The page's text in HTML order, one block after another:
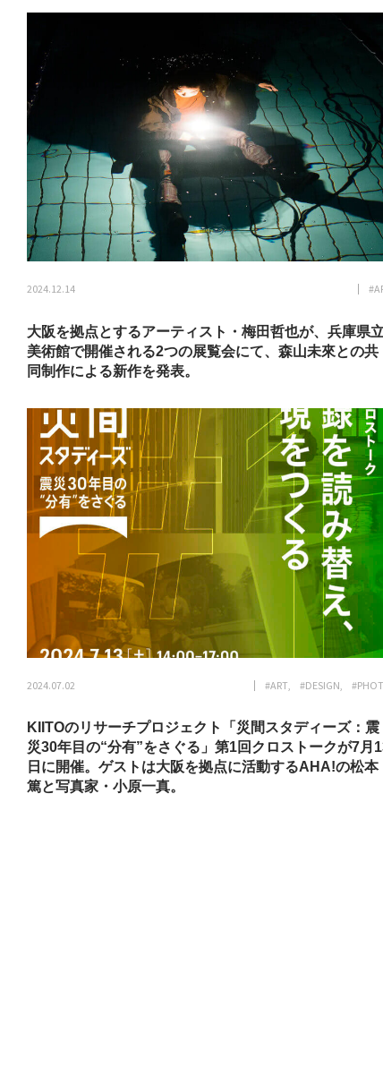
2024.12.14
大阪を拠点とするアーティスト・梅田哲也が、兵庫県立
美術館で開催される2つの展覧会にて、森山未來との共
同制作による新作を発表。
2024.07.02 #ART #DESIGN
KIITOのリサーチプロジェクト「災間スタディーズ：震
災30年目の“分有”をさぐる」第1回クロストークが7月
日に開催。ゲストは大阪を拠点に活動するAHA!の松本
篤と写真家・小原一真。